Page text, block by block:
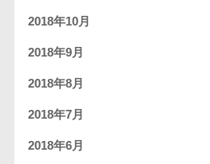
2018年10月
2018年9月
2018年8月
2018年7月
2018年6月